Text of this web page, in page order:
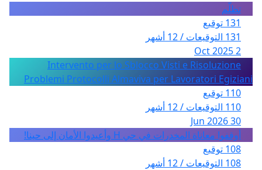
تظلّم
131 توقيع
131 التوقيعات / 12 أشهر
2 Oct 2025
Intervento per lo Sblocco Visti e Risoluzione
Problemi Protocolli Almaviva per Lavoratori Egiziani
110 توقيع
110 التوقيعات / 12 أشهر
30 Jun 2026
أوقفوا معاناة المخدرات في حي H وأعيدوا الأمان إلى حينا!
108 توقيع
108 التوقيعات / 12 أشهر